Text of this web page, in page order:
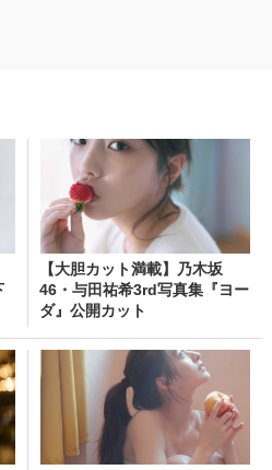
【大胆カット満載】乃木坂
46・与田祐希3rd写真集『ヨー
ダ』公開カット